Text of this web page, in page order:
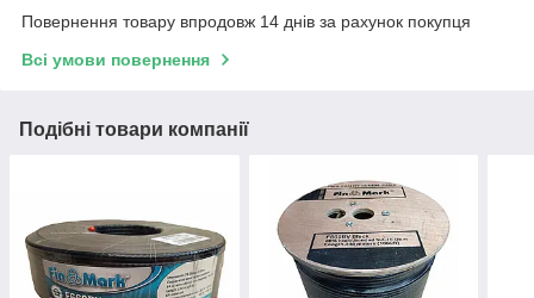
Повернення товару впродовж 14 днів за рахунок покупця
Всі умови повернення
Подібні товари компанії